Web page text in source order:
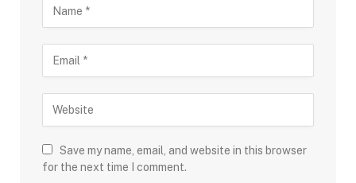
Save my name, email, and website in this browser
for the next time I comment.